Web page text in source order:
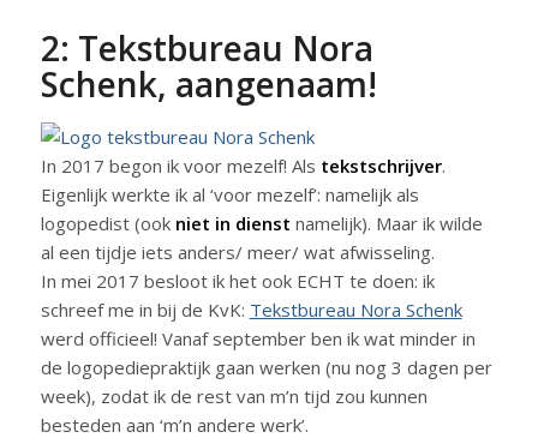
2: Tekstbureau Nora
Schenk, aangenaam!
In 2017 begon ik voor mezelf! Als tekstschrijver.
Eigenlijk werkte ik al ‘voor mezelf’: namelijk als
logopedist (ook niet in dienst namelijk). Maar ik wilde
al een tijdje iets anders/ meer/ wat afwisseling.
In mei 2017 besloot ik het ook ECHT te doen: ik
schreef me in bij de KvK: Tekstbureau Nora Schenk
werd officieel! Vanaf september ben ik wat minder in
de logopediepraktijk gaan werken (nu nog 3 dagen per
week), zodat ik de rest van m’n tijd zou kunnen
besteden aan ‘m’n andere werk’.